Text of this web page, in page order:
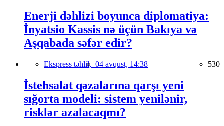
Enerji dəhlizi boyunca diplomatiya:
İnyatsio Kassis nə üçün Bakıya və
Aşqabada səfər edir?
Ekspress təhlil, 04 avqust, 14:38 530
İstehsalat qəzalarına qarşı yeni
sığorta modeli: sistem yenilənir,
risklər azalacaqmı?